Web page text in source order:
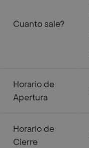
Cuanto sale?
Horario de
Apertura
Horario de
Cierre